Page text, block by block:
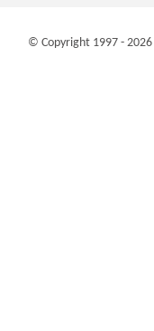
© Copyright 1997 - 2026